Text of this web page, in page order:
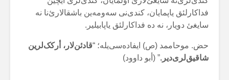
فداکارلئق یاپمایان، کندی‌نی سەومەین باشقالارئ‌نا نە
سایغئ دویار، نە دە فداکارلئق یاپابیلیر.
حض. موحاممد (ص) ایفادەسی‌یلە؛ “قادئن‌لار، أرکک‌لرین
شاقیق‌لری‌دیر.” (أبو داوود)